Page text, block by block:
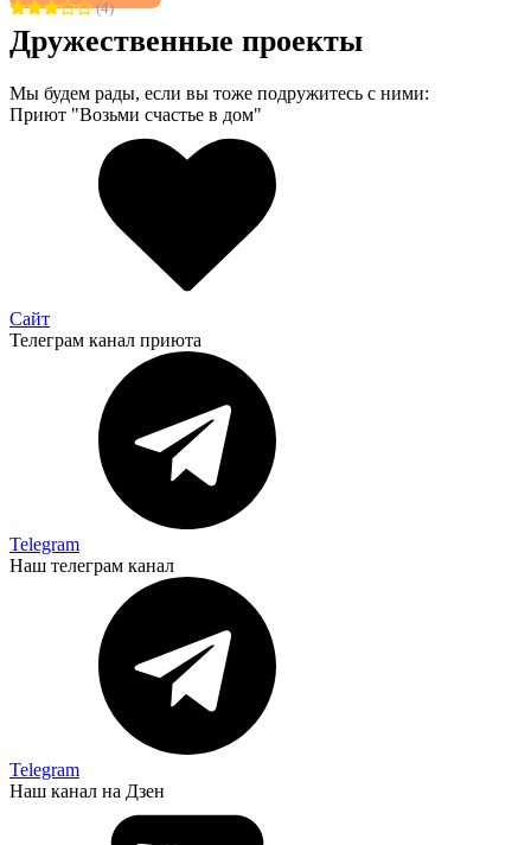
(4)
Дружественные проекты
Мы будем рады, если вы тоже подружитесь с ними:
Приют "Возьми счастье в дом"
Сайт
Телеграм канал приюта
Telegram
Наш телеграм канал
Telegram
Наш канал на Дзен